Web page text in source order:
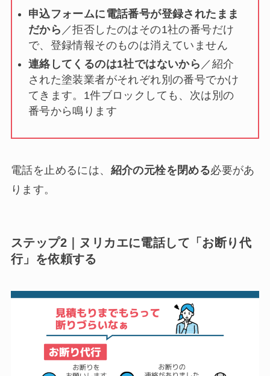
申込フォームに電話番号が登録されたまま
だから ／拒否したのはその1社の番号だけ
で、登録情報そのものは消えていません
連絡してくるのは1社ではないから ／紹介
された塗装業者がそれぞれ別の番号でかけ
てきます。1件ブロックしても、次は別の
番号から鳴ります
電話を止めるには、 紹介の元栓を閉める必要があ
ります。
ステップ2｜ヌリカエに電話して「お断り代
行」を依頼する